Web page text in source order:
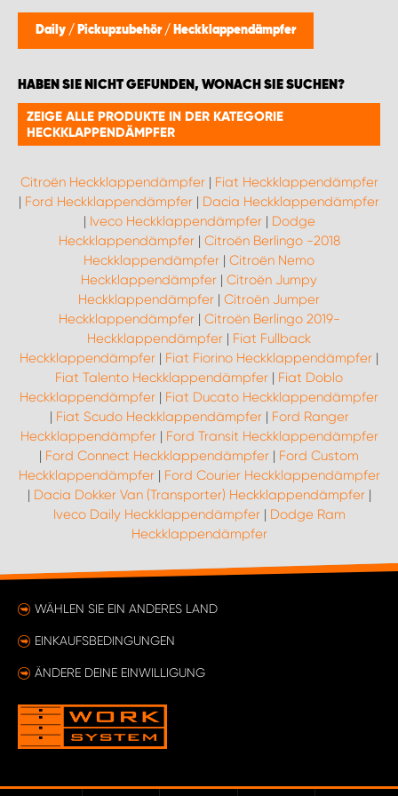
Daily / Pickupzubehör / Heckklappendämpfer
HABEN SIE NICHT GEFUNDEN, WONACH SIE SUCHEN?
ZEIGE ALLE PRODUKTE IN DER KATEGORIE
HECKKLAPPENDÄMPFER
Citroën Heckklappendämpfer| Fiat Heckklappendämpfer
| Ford Heckklappendämpfer | Dacia Heckklappendämpfer
| Iveco Heckklappendämpfer| Dodge
Heckklappendämpfer| Citroën Berlingo -2018
Heckklappendämpfer | Citroën Nemo
Heckklappendämpfer | Citroën Jumpy
Heckklappendämpfer | Citroën Jumper
Heckklappendämpfer| Citroën Berlingo 2019-
Heckklappendämpfer | Fiat Fullback
Heckklappendämpfer | Fiat Fiorino Heckklappendämpfer |
Fiat Talento Heckklappendämpfer | Fiat Doblo
Heckklappendämpfer | Fiat Ducato Heckklappendämpfer
| Fiat Scudo Heckklappendämpfer| Ford Ranger
Heckklappendämpfer| Ford Transit Heckklappendämpfer
| Ford Connect Heckklappendämpfer | Ford Custom
Heckklappendämpfer| Ford Courier Heckklappendämpfer
| Dacia Dokker Van (Transporter) Heckklappendämpfer|
Iveco Daily Heckklappendämpfer| Dodge Ram
Heckklappendämpfer
WÄHLEN SIE EIN ANDERES LAND
EINKAUFSBEDINGUNGEN
ÄNDERE DEINE EINWILLIGUNG
WORK SYSTEM NAMEN